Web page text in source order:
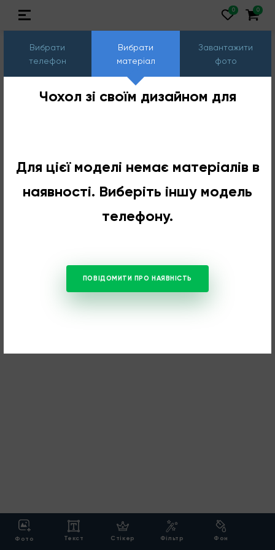
Вибрати
телефон
Вибрати
матеріал
Завантажити
фото
Чохол зі своїм дизайном для
Для цієї моделі немає матеріалів в
наявності. Виберіть іншу модель
телефону.
ПОВІДОМИТИ ПРО НАЯВНІСТЬ
Фото Текст Cтікер Фільтр Фон